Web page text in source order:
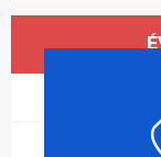
Ouverture